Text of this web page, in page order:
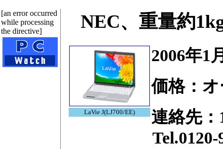
[an error occurred
while processing
the directive]
NEC、重量約
LaVie J(LJ700/EE)
2006年
価格：
連絡先
Tel.0120-